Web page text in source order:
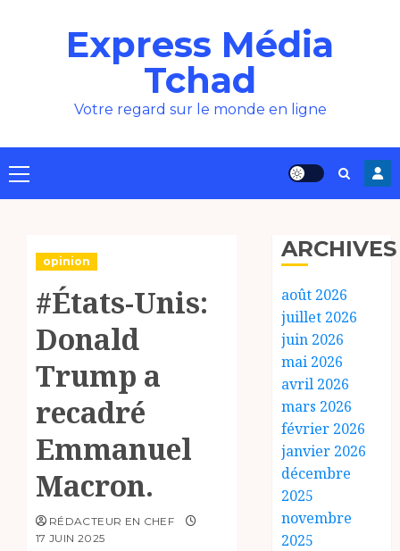
Express Média
Tchad
Votre regard sur le monde en ligne
Menu
principal
opinion
#États-Unis:
Donald
Trump a
recadré
Emmanuel
Macron.
RÉDACTEUR EN CHEF
17 JUIN 2025
ARCHIVES
août 2026
juillet 2026
juin 2026
mai 2026
avril 2026
mars 2026
février 2026
janvier 2026
décembre
2025
novembre
2025